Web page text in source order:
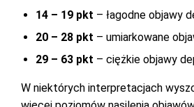
14 – 19 pkt – łagodne objawy
20 – 28 pkt – umiarkowane
29 – 63 pkt – ciężkie objawy
W niektórych interpretacjach